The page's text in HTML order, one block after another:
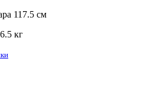
117.5 см
кг